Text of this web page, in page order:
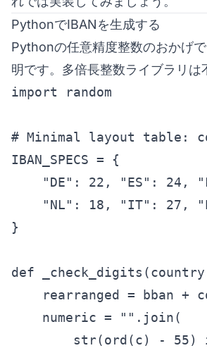
PythonでIBANを生成する
Pythonの任意精度整数のおかげ
明です。多倍長整数ライブラリは
import random
# Minimal layout table:
IBAN_SPECS = {
"DE": 22, "ES": 24,
"NL": 18, "IT": 27,
}
def
rearranged = bban +
    numeric = "".join(
str(ord(c) - 55)